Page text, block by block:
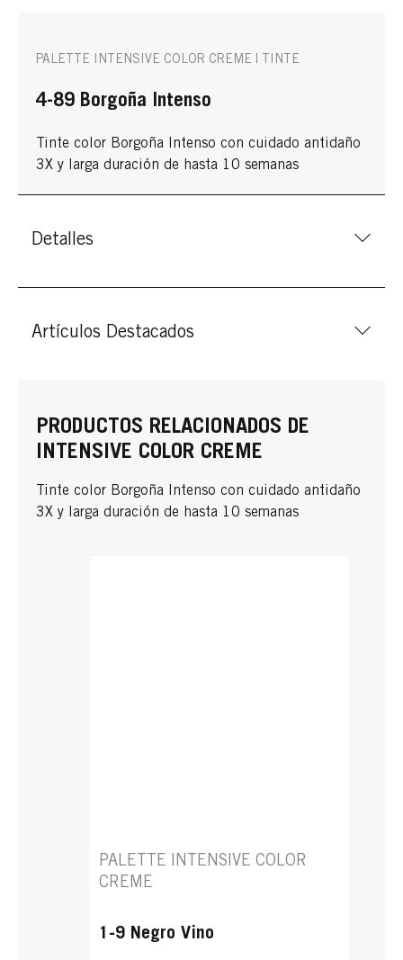
PALETTE INTENSIVE COLOR CREME | TINTE
4-89 Borgoña Intenso
Tinte color Borgoña Intenso con cuidado antidaño
3X y larga duración de hasta 10 semanas
Detalles
Artículos Destacados
PRODUCTOS RELACIONADOS DE
INTENSIVE COLOR CREME
Tinte color Borgoña Intenso con cuidado antidaño
3X y larga duración de hasta 10 semanas
PALETTE INTENSIVE COLOR
CREME
1-9 Negro Vino